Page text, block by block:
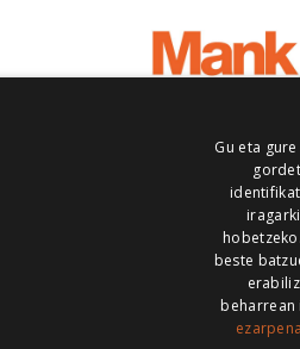
ALEA
Gu eta
hobetzeko.
beste
beharrean